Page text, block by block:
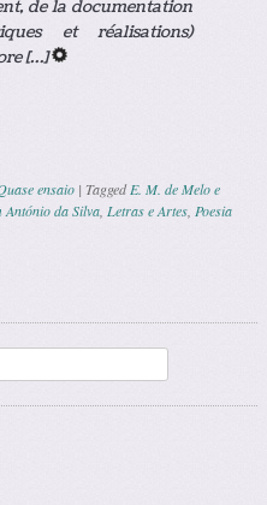
de la documentation
et réalisations)
[…]
ensaio | TaggedE. M. de Melo e
António da Silva, Letras e Artes, Poesia